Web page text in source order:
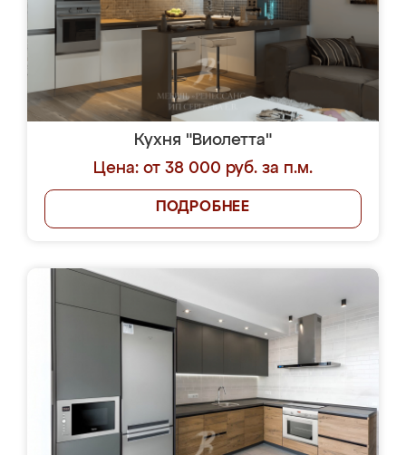
Кухня "Виолетта"
Цена: от 38 000 руб. за п.м.
ПОДРОБНЕЕ